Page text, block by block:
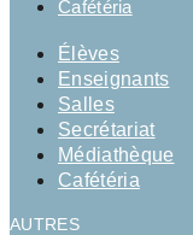
Cafétéria
Élèves
Enseignants
Salles
Secrétariat
Médiathèque
Cafétéria
AUTRES